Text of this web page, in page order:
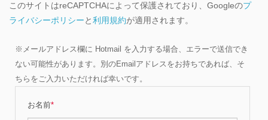
このサイトはreCAPTCHAによって保護されており、Googleのプ
ライバシーポリシーと利用規約が適用されます。
※メールアドレス欄に Hotmail を入力する場合、エラーで送信でき
ない可能性があります。別のEmailアドレスをお持ちであれば、そ
ちらをご入力いただければ幸いです。
お名前*